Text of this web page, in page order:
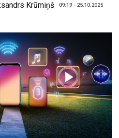
Krūmiņš
09:19 - 25.10.2025